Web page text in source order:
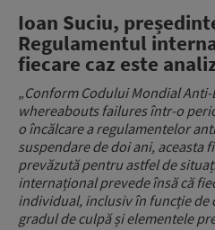
Ioan Suciu,
Regulamentul
fiecare caz este
„Conform Codului Mondial
whereabouts failures într-o
o încălcare a regulamentelor
suspendare de doi ani, aceasta
prevăzută pentru astfel de
internațional prevede însă că
individual, inclusiv în funcție de
gradul de culpă și elementele